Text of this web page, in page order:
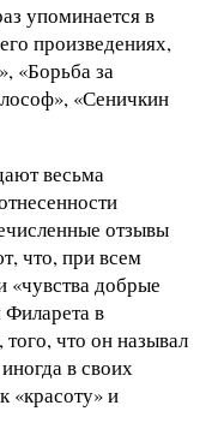
упоминается в
произведениях,
«Борьба за
«Сеничкин
весьма
отзывы
что, при всем
«чувства добрые
Филарета в
того, что он называл
в своих
«красоту» и